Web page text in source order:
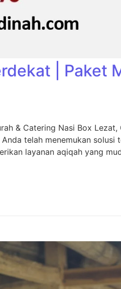
| Paket
& Catering Nasi Box
telah menemukan
layanan aqiqah yang